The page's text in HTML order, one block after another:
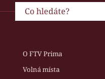
O FTV Prima
Volná místa